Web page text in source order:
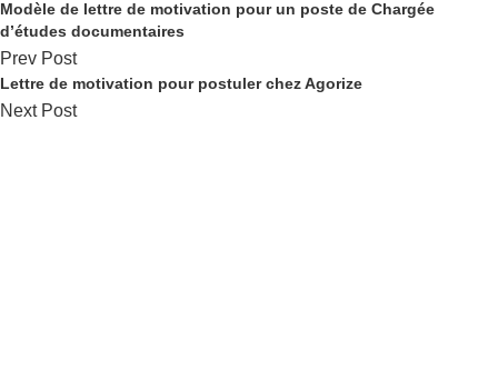
Modèle de lettre de motivation pour un poste de Chargée
d’études documentaires
Prev Post
Lettre de motivation pour postuler chez Agorize
Next Post